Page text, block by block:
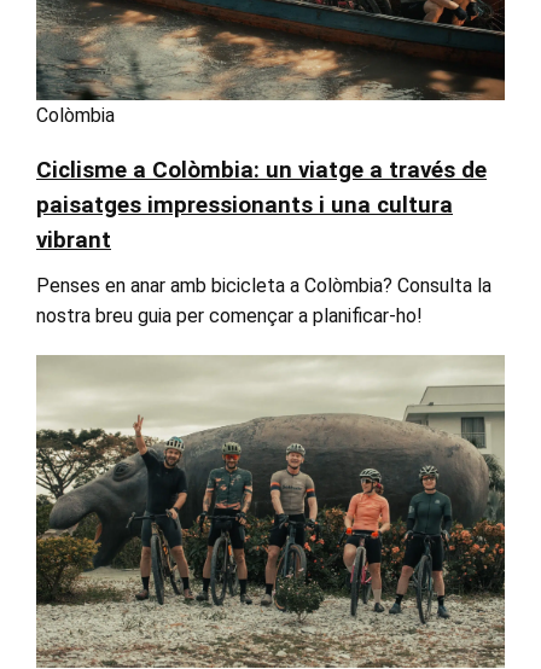
Colòmbia
Ciclisme a Colòmbia: un viatge a través de
paisatges impressionants i una cultura
vibrant
Penses en anar amb bicicleta a Colòmbia? Consulta la
nostra breu guia per començar a planificar-ho!